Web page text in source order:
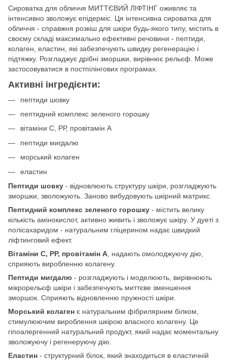
Сироватка для обличчя МИТТЄВИЙ ЛІФТІНГ оживляє та
інтенсивно зволожує епідерміс. Ця інтенсивна сироватка для
обличчя - справжня розкіш для шкіри будь-якого типу, містить в
своєму складі максимально ефективні речовини - пептиди,
колаген, еластин, які забезпечують швидку регенерацію і
підтяжку. Розгладжує дрібні зморшки, вирівнює рельєф. Може
застосовуватися в постпілінгових програмах.
Активні інгредієнти:
пептиди шовку
пептидний комплекс зеленого горошку
вітаміни С, РР, провітамін А
пептиди мигдалю
морський колаген
еластин
Пептиди шовку - відновлюють структуру шкіри, розгладжують
зморшки, зволожують. Заново вибудовують шкірний матрикс.
Пептидний комплекс зеленого горошку - містить велику
кількість амінокислот, активно живить і зволожує шкіру. У дуеті з
полісахаридом - натуральним гліцерином надає швидкий
ліфтинговий ефект.
Вітаміни С, РР, провітамін А , надають омолоджуючу дію,
сприяють виробленню колагену.
Пептиди мигдалю - розгладжують і моделюють, вирівнюють
мікрорельєф шкіри і забезпечують миттєве зменшення
зморшок. Сприяють відновленню пружності шкіри.
Морський колаген є натуральним фібрилярним білком,
стимулюючим вироблення шкірою власного колагену. Це
гіпоалергенний натуральний продукт, який надає моментальну
зволожуючу і регенеруючу дію.
Еластин - структурний білок, який знаходиться в еластичній